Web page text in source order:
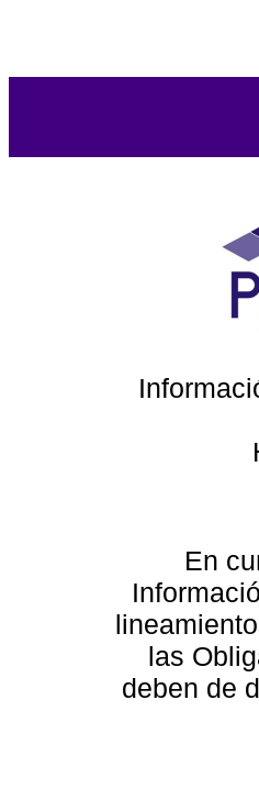
En
las
deben de